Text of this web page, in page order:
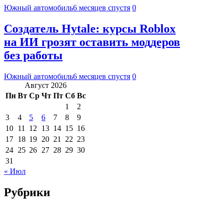
Южный автомобиль6 месяцев спустя 0
Создатель Hytale: курсы Roblox
на ИИ грозят оставить моддеров
без работы
Южный автомобиль6 месяцев спустя 0
Август 2026
Пн Вт Ср Чт Пт Сб Вс
1
2
3
4 5 6 7 8
9
10 11 12 13 14 15 16
17 18 19 20 21 22 23
24 25 26 27 28 29 30
31
« Июл
Рубрики